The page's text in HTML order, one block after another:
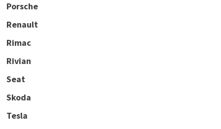
Porsche
Renault
Rimac
Rivian
Seat
Skoda
Tesla